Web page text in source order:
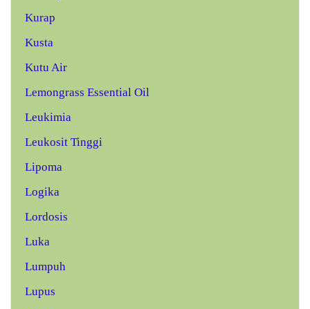
Kurap
Kusta
Kutu Air
Lemongrass Essential Oil
Leukimia
Leukosit Tinggi
Lipoma
Logika
Lordosis
Luka
Lumpuh
Lupus